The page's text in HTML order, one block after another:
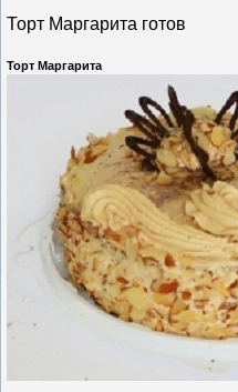
Торт Маргарита готов
Торт Маргарита